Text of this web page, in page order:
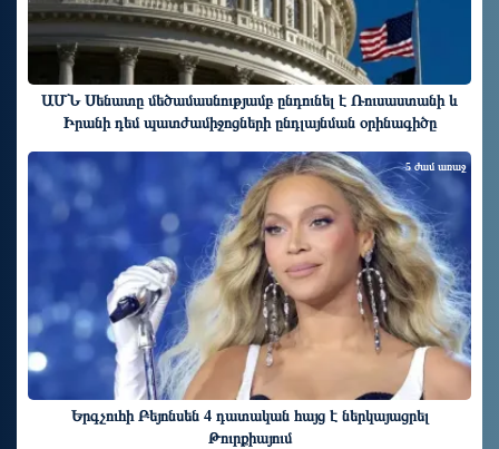
ԱՄՆ Սենատը մեծամասնությամբ ընդունել է Ռուսաստանի և
Իրանի դեմ պատժամիջոցների ընդլայնման օրինագիծը
Երգչուհի Բեյոնսեն ​​4 դատական հայց է ներկայացրել
Թուրքիայում
5 ժամ առաջ